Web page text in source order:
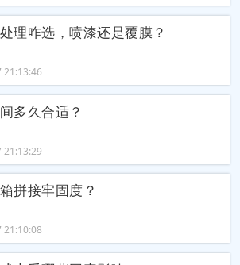
理咋选，喷漆还是覆膜？
21:13:46
多久合适？
21:13:29
拼接牢固度？
21:10:08